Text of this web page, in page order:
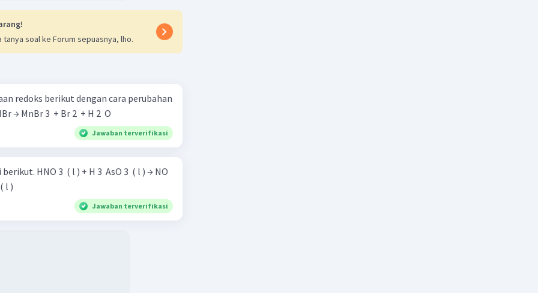
tanya soal ke Forum sepuasnya, lho.
redoks berikut dengan cara perubahan
MnO 2 ​ + HBr → MnBr 3 ​ + Br 2 ​ + H 2 ​ O
Jawaban terverifikasi
3 ​ ( l ) → NO
l )
Jawaban terverifikasi